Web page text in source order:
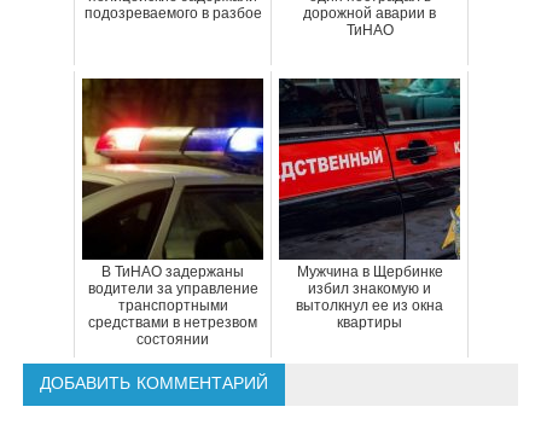
подозреваемого в разбое
дорожной аварии в
ТиНАО
В ТиНАО задержаны
водители за управление
транспортными
средствами в нетрезвом
состоянии
Мужчина в Щербинке
избил знакомую и
вытолкнул ее из окна
квартиры
ДОБАВИТЬ КОММЕНТАРИЙ